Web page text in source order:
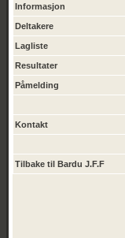
Informasjon
Deltakere
Lagliste
Resultater
Påmelding
Kontakt
Tilbake til Bardu J.F.F